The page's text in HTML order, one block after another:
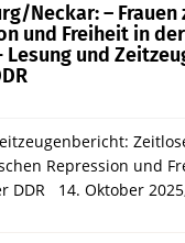
Neckar: – Frauen
und Freiheit in
Lesung und
Repression und
DDR 14. Oktober